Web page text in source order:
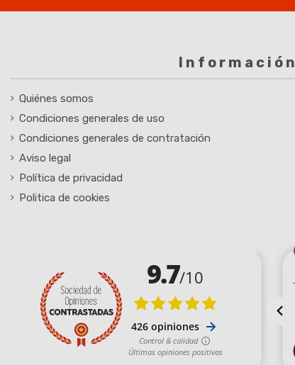
Información
Quiénes somos
Condiciones generales de uso
Condiciones generales de contratación
Aviso legal
Política de privacidad
Politica de cookies